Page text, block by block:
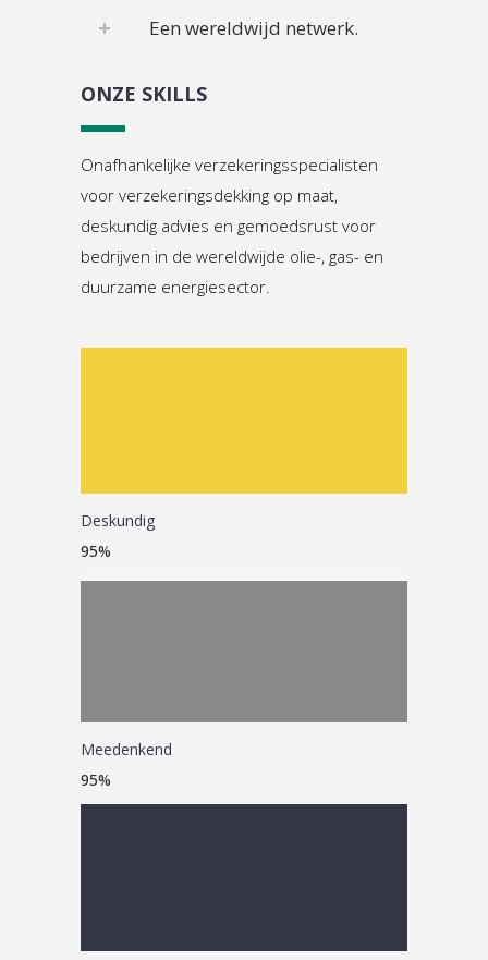
Een wereldwijd netwerk.
ONZE SKILLS
Onafhankelijke verzekeringsspecialisten
voor verzekeringsdekking op maat,
deskundig advies en gemoedsrust voor
bedrijven in de wereldwijde olie-, gas- en
duurzame energiesector.
Deskundig
98%
Meedenkend
95%